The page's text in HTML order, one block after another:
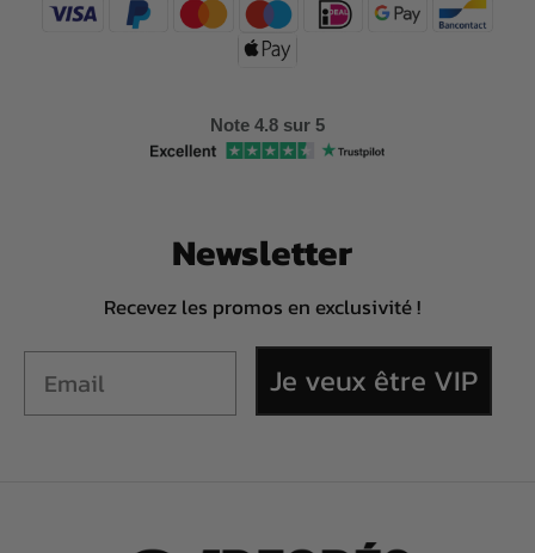
Note 4.8 sur 5
Newsletter
Recevez les promos en exclusivité !
Je veux être VIP